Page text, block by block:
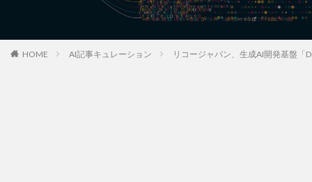
HOME AI記事キュレーション リコージャパン、生成AI開発基盤「